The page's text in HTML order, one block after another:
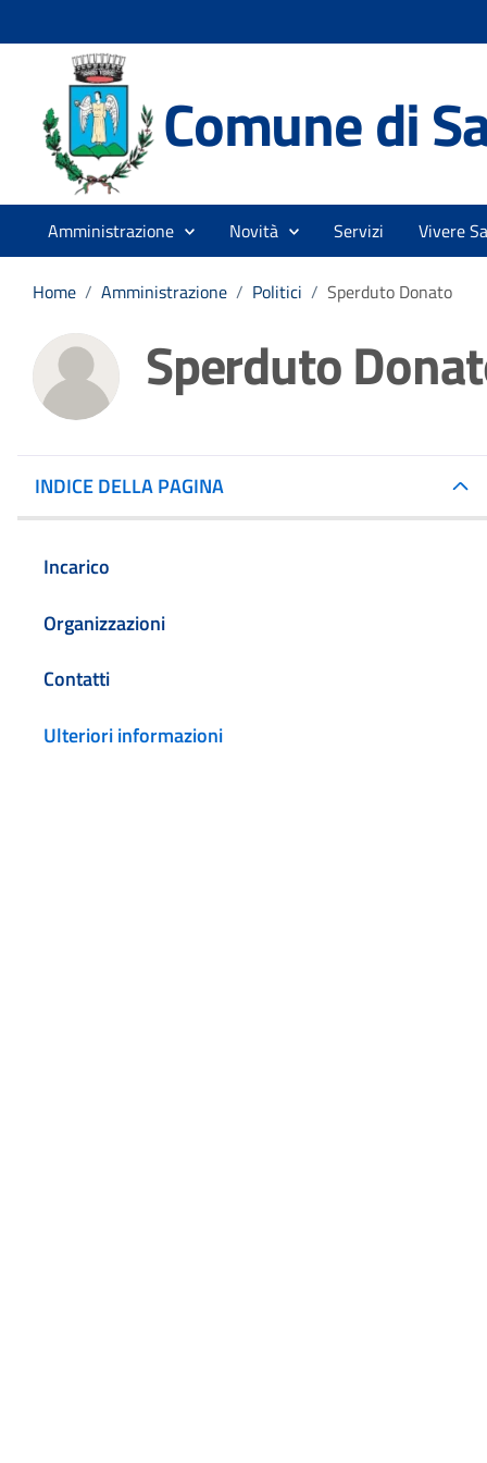
Comune di
Amministrazione Novità Servizi Vivere
Home / Amministrazione / Politici / Sperduto Donato
Sperduto
INDICE DELLA PAGINA
Incarico
Organizzazioni
Contatti
Ulteriori informazioni